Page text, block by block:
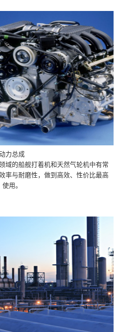
力总成
域的船舰打着机和天然气轮机中有常
率与耐磨性，做到高效、性价比最高
使用。